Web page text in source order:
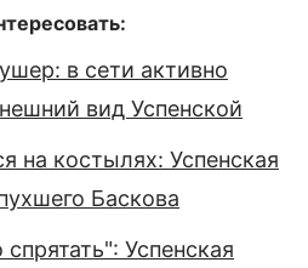
в сети активно
вид Успенской
на костылях: Успенская
Баскова
Успенская